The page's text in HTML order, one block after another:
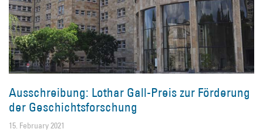
Ausschreibung: Lothar Gall-Preis zur Förderung
der Geschichtsforschung
15. February 2021